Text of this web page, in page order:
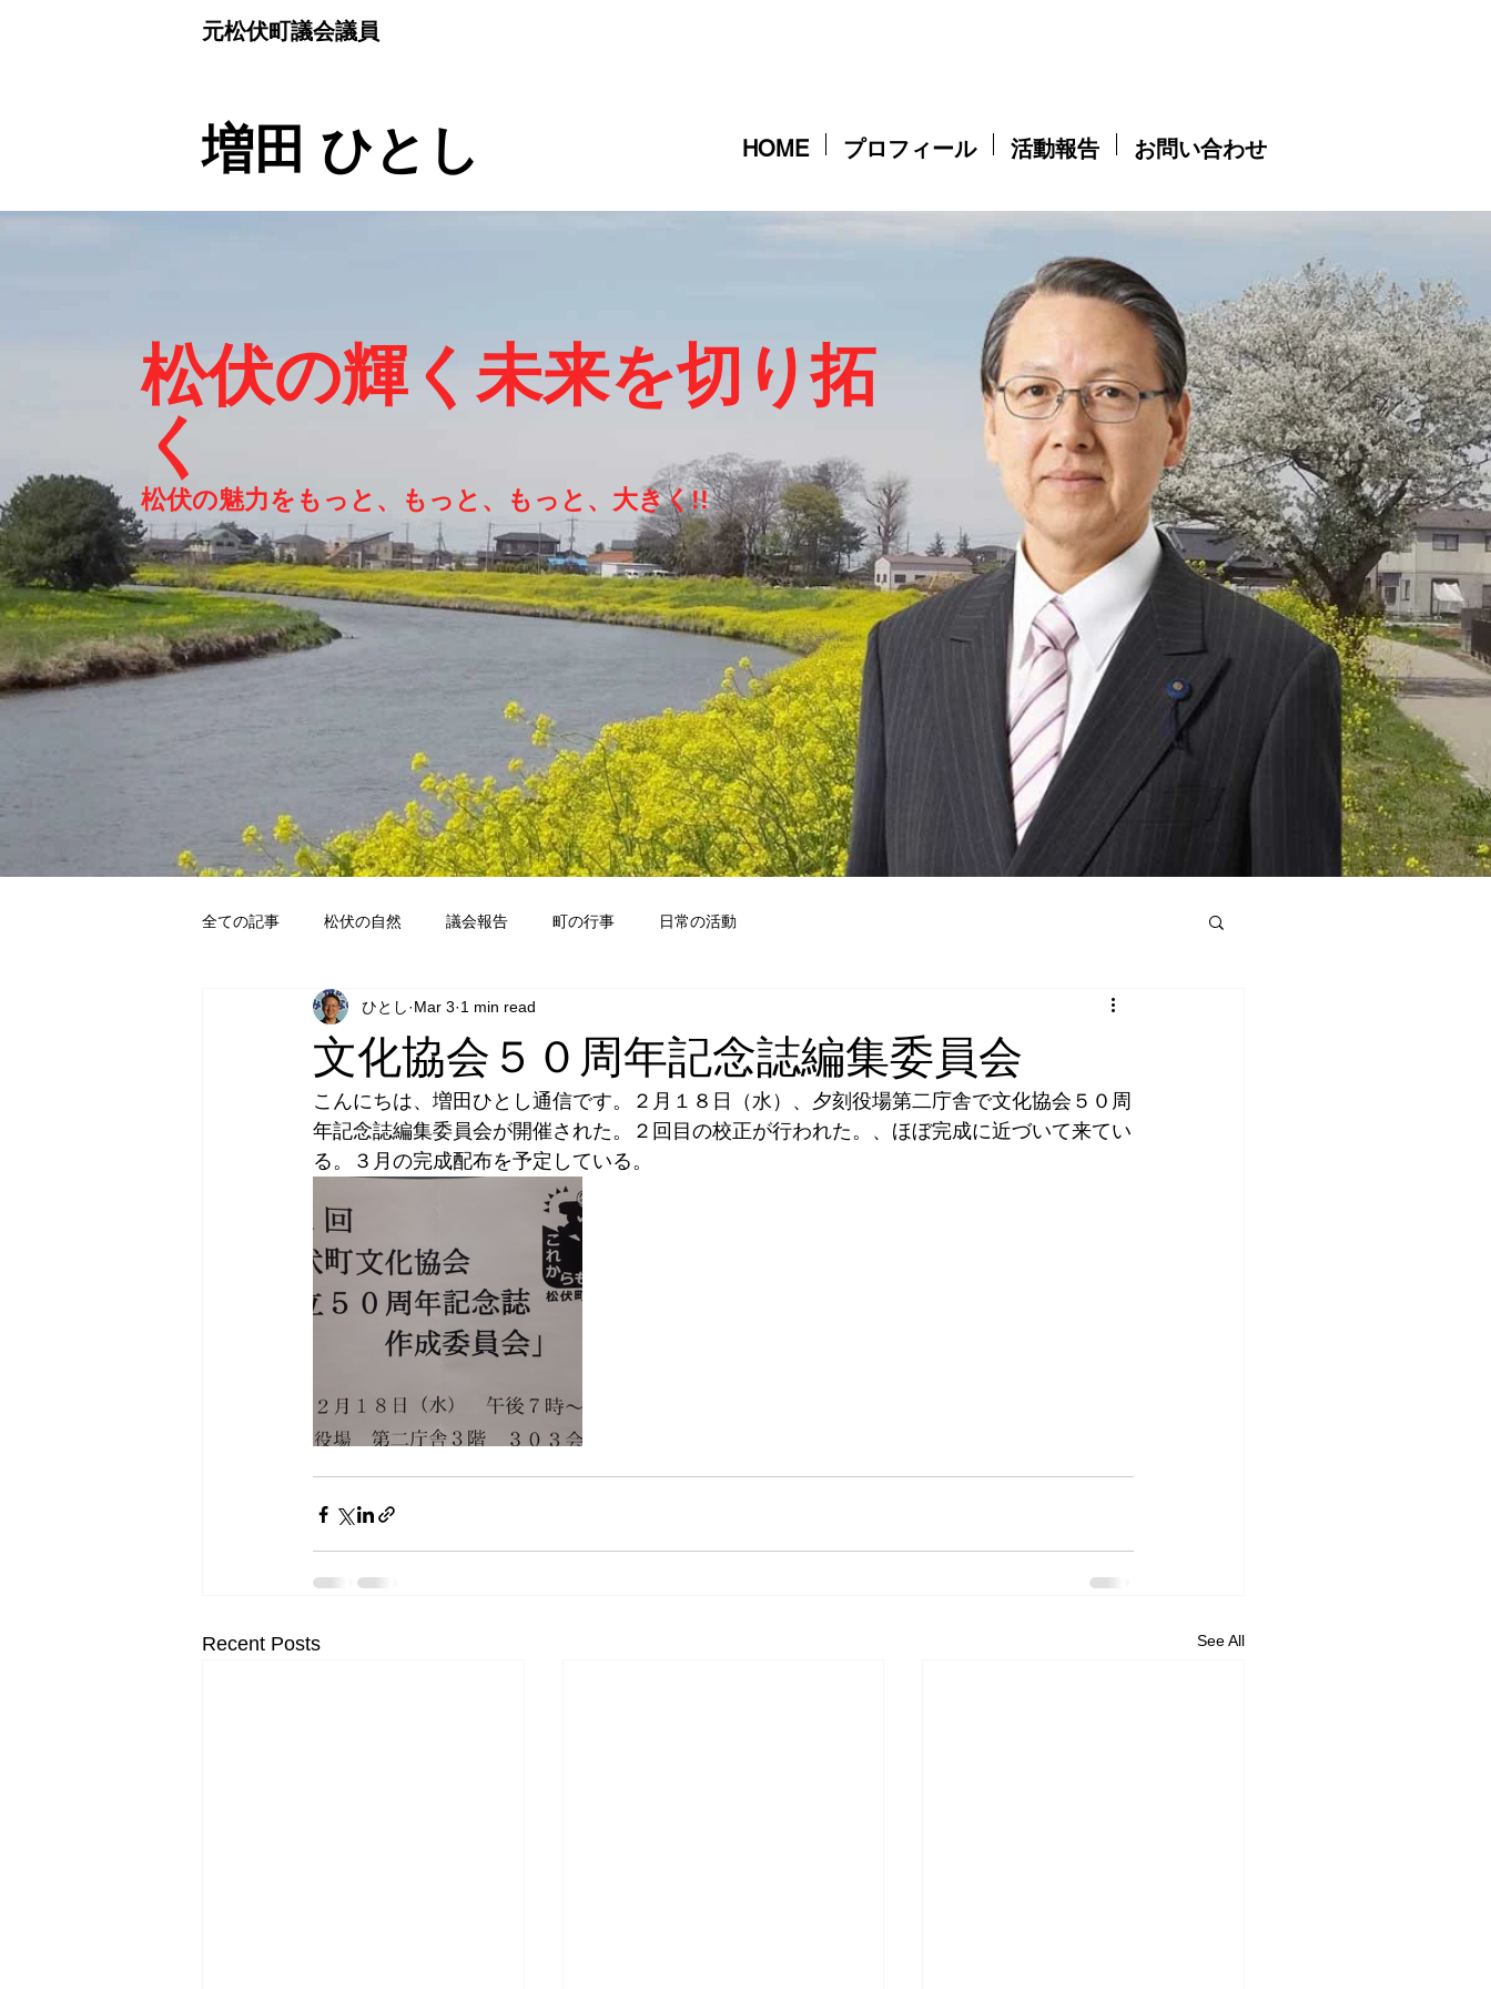
元松伏町議会議員
​増田 ひとし HOME プロフィール 活動報告 お問い合わせ
​松伏の輝く未来を切り拓
く
松伏の魅力をもっと、もっと、もっと、大きく!!
全ての記事 松伏の自然 議会報告 町の行事 日常の活動
文化協会５０周年記念誌編集委員会
ひとし Mar 3 1 min read
こんにちは、増田ひとし通信です。２月１８日（水）、夕刻役場第二庁舎で文化協会５０周
年記念誌編集委員会が開催された。２回目の校正が行われた。、ほぼ完成に近づいて来てい
る。３月の完成配布を予定している。
Recent Posts See All